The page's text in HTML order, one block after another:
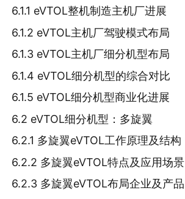
6.1.1 eVTOL整机制造主机厂进展
6.1.2 eVTOL主机厂驾驶模式布局
6.1.3 eVTOL主机厂细分机型布局
6.1.4 eVTOL细分机型的综合对比
6.1.5 eVTOL细分机型商业化进展
6.2 eVTOL细分机型：多旋翼
6.2.1 多旋翼eVTOL工作原理及结构
6.2.2 多旋翼eVTOL特点及应用场景
6.2.3 多旋翼eVTOL布局企业及产品